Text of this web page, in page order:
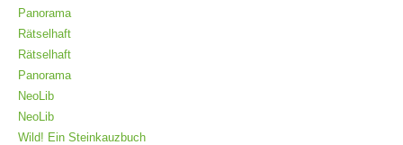
Panorama
Rätselhaft
Rätselhaft
Panorama
NeoLib
NeoLib
Wild! Ein Steinkauzbuch